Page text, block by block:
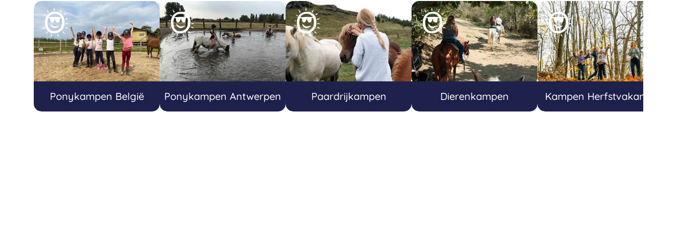
Ponykampen België Ponykampen Antwerpen Paardrijkampen Dierenkampen Kampen Herfstvakantie